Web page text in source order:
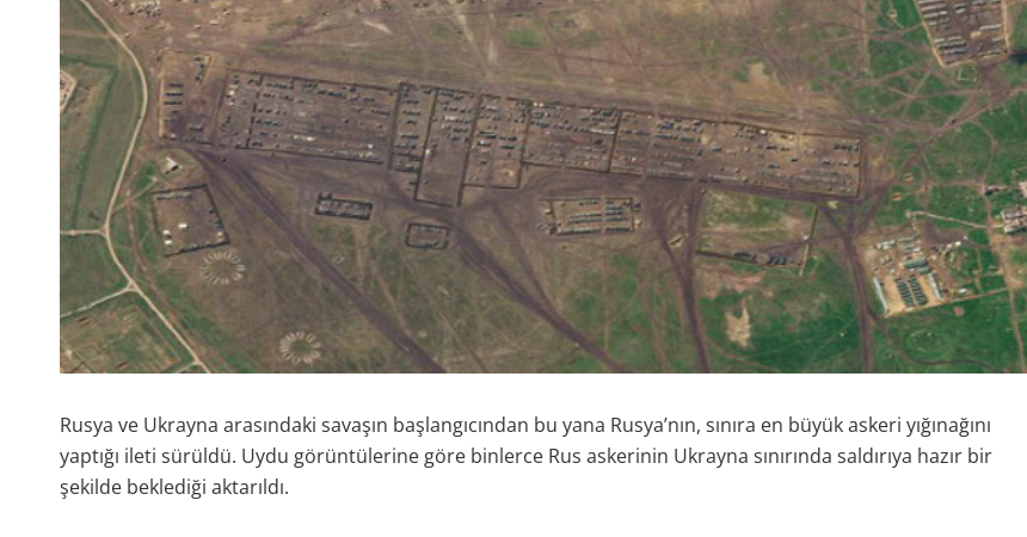
Rusya ve Ukrayna arasındaki savaşın başlangıcından bu yana Rusya’nın, sınıra en büyük askeri yığınağını
yaptığı ileti sürüldü. Uydu görüntülerine göre binlerce Rus askerinin Ukrayna sınırında saldırıya hazır bir
şekilde beklediği aktarıldı.